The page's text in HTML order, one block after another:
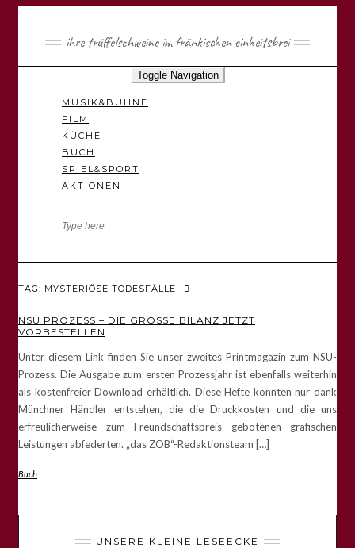
ihre trüffelschweine im fränkischen einheitsbrei
Toggle Navigation
MUSIK&BÜHNE
FILM
KÜCHE
BUCH
SPIEL&SPORT
AKTIONEN
TAG: MYSTERIÖSE TODESFÄLLE
NSU PROZESS – DIE GROSSE BILANZ JETZT V
ORBESTELLEN
Unter diesem Link finden Sie unser zweites Printmagazin zum NSU-
Prozess. Die Ausgabe zum ersten Prozessjahr ist ebenfalls weiterhin
als kostenfreier Download erhältlich. Diese Hefte konnten nur dank
Münchner Händler entstehen, die die Druckkosten und die uns
erfreulicherweise zum Freundschaftspreis gebotenen grafischen
Leistungen abfederten. „das ZOB“-Redaktionsteam […]
Buch
UNSERE KLEINE LESEECKE